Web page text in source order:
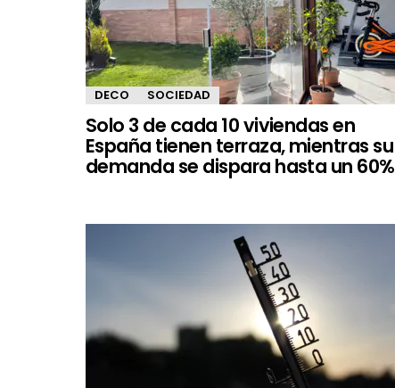
DECO SOCIEDAD
Solo 3 de cada 10 viviendas en
España tienen terraza, mientras su
demanda se dispara hasta un 60%